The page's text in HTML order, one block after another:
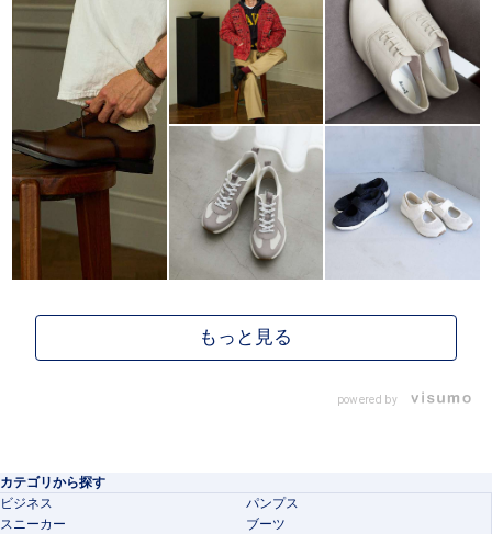
powered by
カテゴリから探す
ビジネス
パンプス
スニーカー
ブーツ